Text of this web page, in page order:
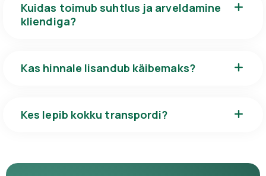
Kuidas toimub suhtlus ja arveldamine
kliendiga?
Kas hinnale lisandub käibemaks?
Kes lepib kokku transpordi?